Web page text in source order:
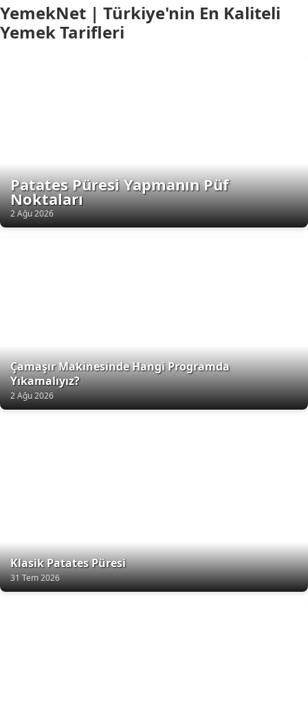
YemekNet | Türkiye'nin En Kaliteli
Yemek Tarifleri
Patates Püresi Yapmanın Püf
Noktaları
2 Ağu 2026
Çamaşır Makinesinde Hangi Programda
Yıkamalıyız?
2 Ağu 2026
Klasik Patates Püresi
31 Tem 2026